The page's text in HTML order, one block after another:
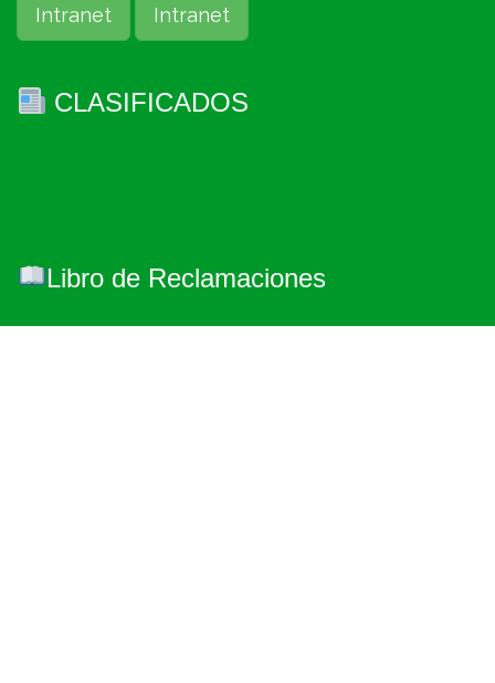
Intranet Intranet
CLASIFICADOS
Libro de Reclamaciones